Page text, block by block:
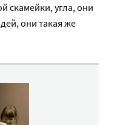
скамейки, угла, они
они такая же